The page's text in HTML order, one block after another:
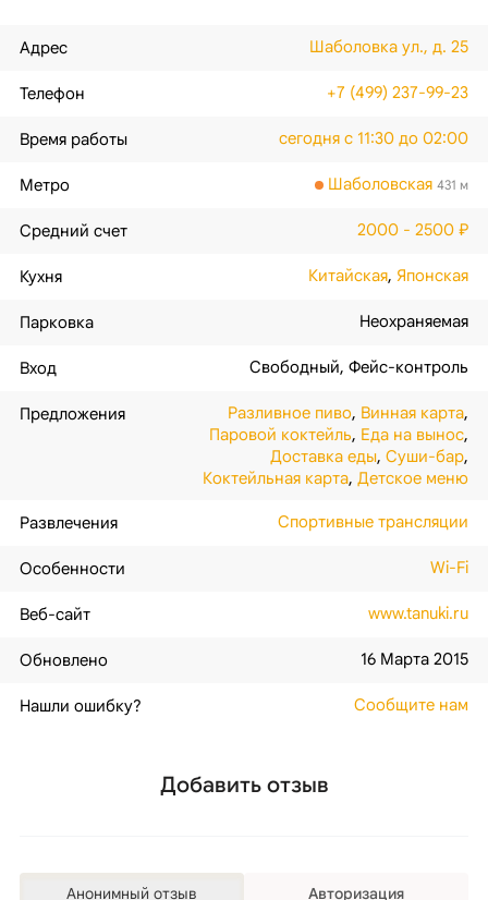
Адрес Шаболовка ул., д. 25
Телефон +7 (499) 237-99-23
Время работы сегодня с 11:30 до 02:00
Метро Шаболовская 431 м
Средний счет 2000 - 2500 ₽
Кухня Китайская,Японская
Парковка Неохраняемая
Вход Свободный,Фейс-контроль
Предложения Разливное пиво, Винная карта,
Паровой коктейль, Еда на вынос,
Доставка еды,Суши-бар,
Коктейльная карта,Детское меню
Развлечения Спортивные трансляции
Особенности Wi-Fi
Веб-сайт www.tanuki.ru
Обновлено 16 Марта 2015
Нашли ошибку? Сообщите нам
Добавить отзыв
Анонимный отзыв Авторизация